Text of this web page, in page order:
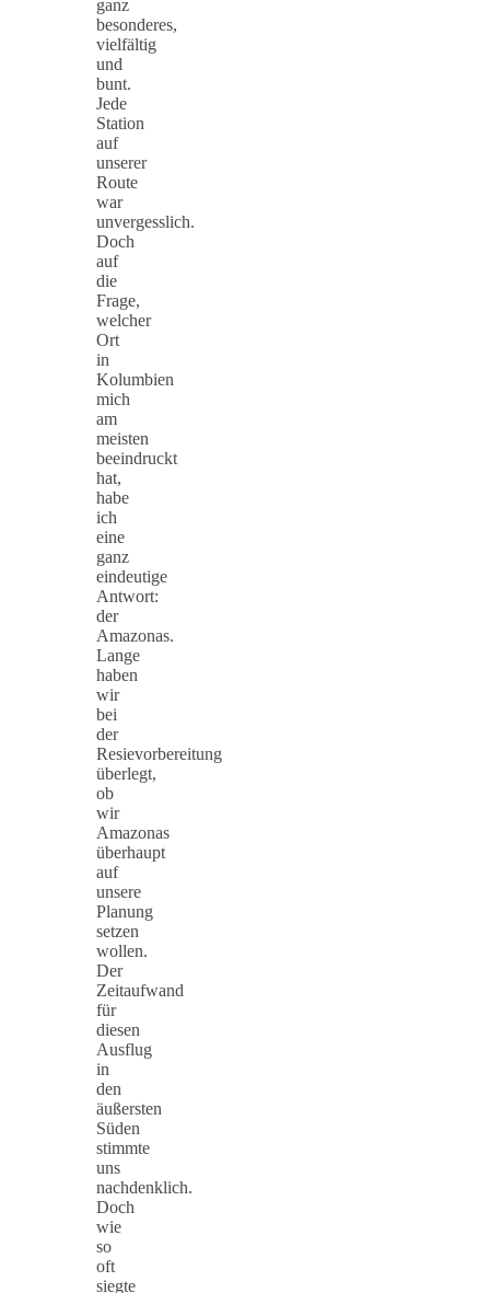
ganz
besonderes,
vielfältig
und
bunt.
Jede
Station
auf
unserer
Route
war
unvergesslich.
Doch
auf
die
Frage,
welcher
Ort
in
Kolumbien
mich
am
meisten
beeindruckt
hat,
habe
ich
eine
ganz
eindeutige
Antwort:
der
Amazonas.
Lange
haben
wir
bei
der
Resievorbereitung
überlegt,
ob
wir
Amazonas
überhaupt
auf
unsere
Planung
setzen
wollen.
Der
Zeitaufwand
für
diesen
Ausflug
in
den
äußersten
Süden
stimmte
uns
nachdenklich.
Doch
wie
so
oft
siegte